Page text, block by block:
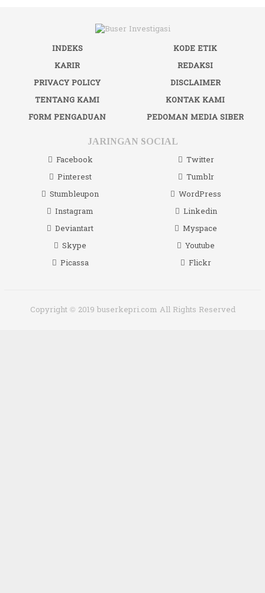
INDEKS
KODE ETIK
KARIR
REDAKSI
PRIVACY POLICY
DISCLAIMER
TENTANG KAMI
KONTAK KAMI
FORM PENGADUAN
PEDOMAN MEDIA SIBER
JARINGAN SOCIAL
Facebook
Twitter
Pinterest
Tumblr
Stumbleupon
WordPress
Instagram
Linkedin
Deviantart
Myspace
Skype
Youtube
Picassa
Flickr
Copyright © 2019 buserkepri.com All Rights Reserved